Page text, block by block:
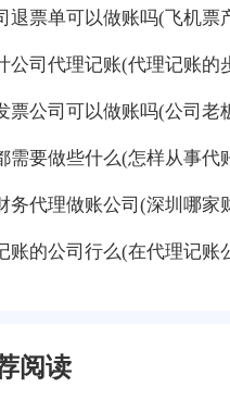
退票单可以做账吗(飞机票
公司代理记账(代理记账的
票公司可以做账吗(公司老
需要做些什么(怎样从事代
务代理做账公司(深圳哪家
账的公司行么(在代理记账
阅读